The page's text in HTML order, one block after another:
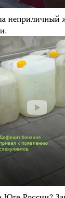
неприличный